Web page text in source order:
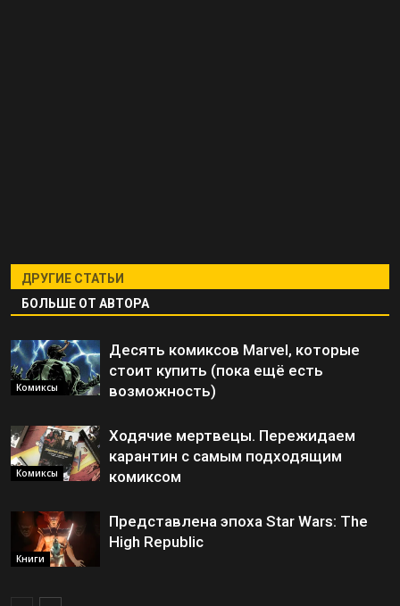
ДРУГИЕ СТАТЬИ
БОЛЬШЕ ОТ АВТОРА
Комиксы
Десять комиксов Marvel, которые
стоит купить (пока ещё есть
возможность)
Комиксы
Ходячие мертвецы. Пережидаем
карантин с самым подходящим
комиксом
Книги
Представлена эпоха Star Wars: The
High Republic